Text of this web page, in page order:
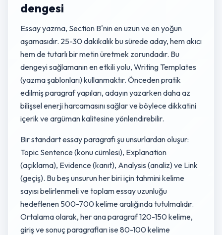
dengesi
Essay yazma, Section B'nin en uzun ve en yoğun
aşamasıdır. 25-30 dakikalık bu sürede aday, hem akıcı
hem de tutarlı bir metin üretmek zorundadır. Bu
dengeyi sağlamanın en etkili yolu, Writing Templates
(yazma şablonları) kullanmaktır. Önceden pratik
edilmiş paragraf yapıları, adayın yazarken daha az
bilişsel enerji harcamasını sağlar ve böylece dikkatini
içerik ve argüman kalitesine yönlendirebilir.
Bir standart essay paragrafı şu unsurlardan oluşur:
Topic Sentence (konu cümlesi), Explanation
(açıklama), Evidence (kanıt), Analysis (analiz) ve Link
(geçiş). Bu beş unsurun her biri için tahmini kelime
sayısı belirlenmeli ve toplam essay uzunluğu
hedeflenen 500-700 kelime aralığında tutulmalıdır.
Ortalama olarak, her ana paragraf 120-150 kelime,
giriş ve sonuç paragrafları ise 80-100 kelime